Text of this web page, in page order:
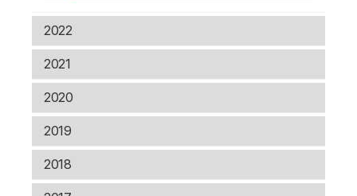
2022
2021
2020
2019
2018